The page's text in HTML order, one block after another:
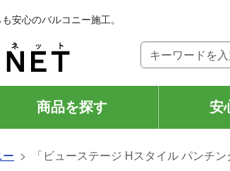
安心のバルコニー施工。
商品を探す 安
「ビューステージ Hスタイル パンチ